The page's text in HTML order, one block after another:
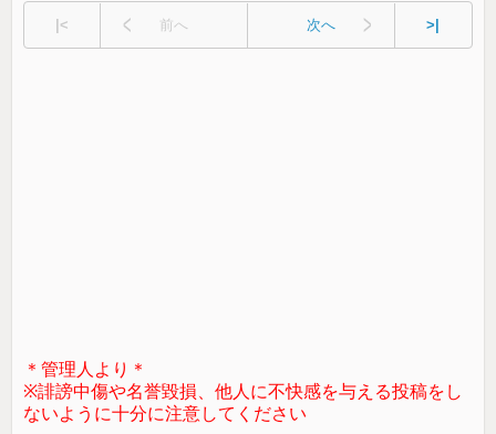
|< 前へ 次へ >|
＊管理人より＊
※誹謗中傷や名誉毀損、他人に不快感を与える投稿をし
ないように十分に注意してください